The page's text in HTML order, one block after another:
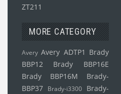
ZT211
MORE CATEGORY
Avery Avery ADTP1
Brady
BBP12
Brady BBP16E
Brady BBP16M
Brady-
BBP37 Brady-i3300 Brady-